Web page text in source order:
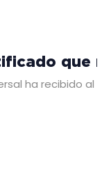
que
ha recibido al